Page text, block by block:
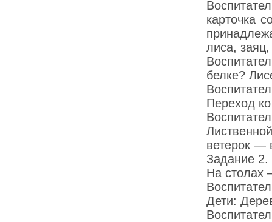
карточка
лиса,
белке?
Переход
ветерок —
Задание 2.
На столах
Дети: